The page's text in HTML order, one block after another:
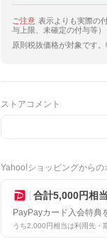
ご注意 表示よりも実際の
与上限、未確定の付与等）
原則税抜価格が対象です
ストアコメント
Yahoo!ショッピングから
合計5,000円相
PayPayカード入会特典
うち2,000円相当は利用先・